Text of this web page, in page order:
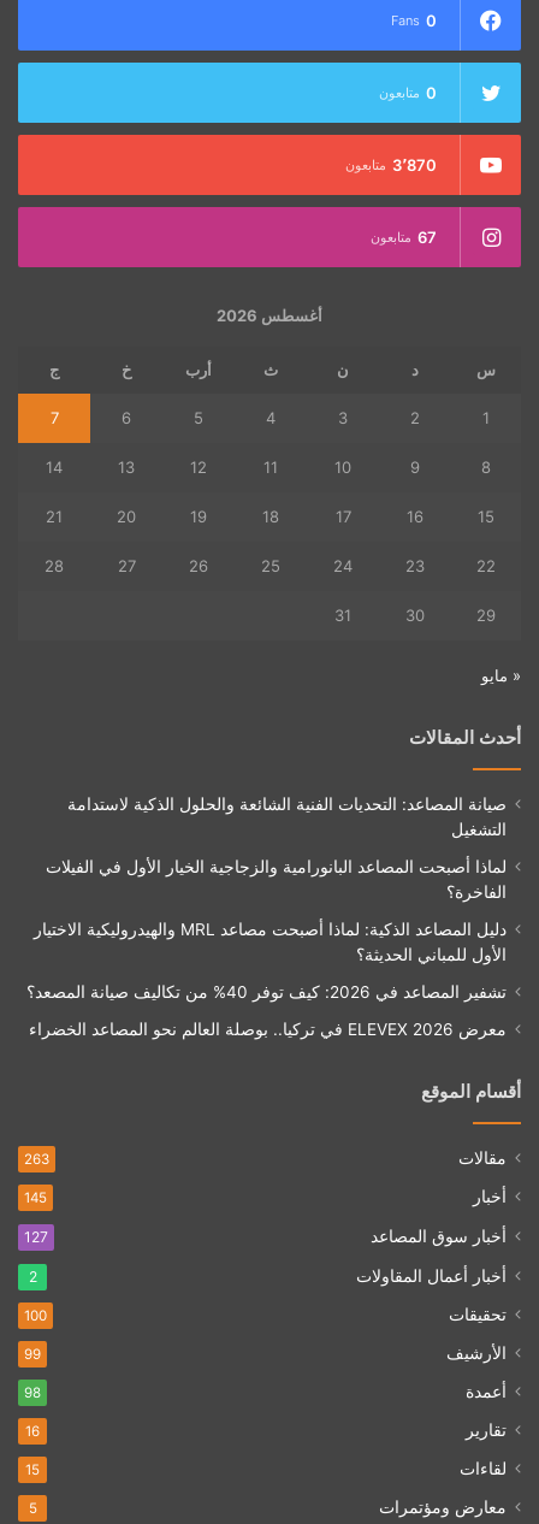
0
Fans
0 متابعون
3٬870 متابعون
67 متابعون
أغسطس 2026
س د ن ث أرب خ ج
1
2
3
4
5
6
7
8
9
10
11
12
13
14
15
16
17
18
19
20
21
22
23
24
25
26
27
28
29
30
31
« مايو
أحدث المقالات
صيانة المصاعد: التحديات الفنية الشائعة والحلول الذكية لاستدامة
التشغيل
لماذا أصبحت المصاعد البانورامية والزجاجية الخيار الأول في الفيلات
الفاخرة؟
دليل المصاعد الذكية: لماذا أصبحت مصاعد MRL والهيدروليكية الاختيار
الأول للمباني الحديثة؟
تشفير المصاعد في 2026: كيف توفر 40% من تكاليف صيانة المصعد؟
معرض ELEVEX 2026 في تركيا.. بوصلة العالم نحو المصاعد الخضراء
أقسام الموقع
مقالات 263
أخبار 145
أخبار سوق المصاعد 127
أخبار أعمال المقاولات 2
تحقيقات 100
الأرشيف 99
أعمدة 98
تقارير 16
لقاءات 15
معارض ومؤتمرات 5